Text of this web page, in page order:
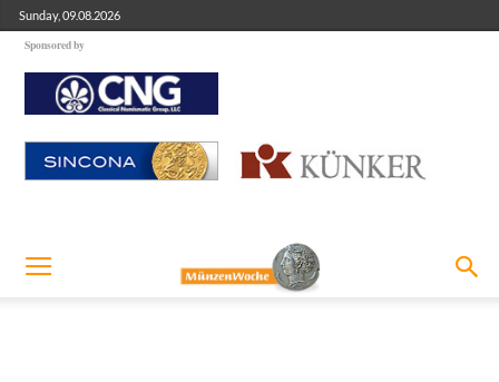
Sunday, 09.08.2026
Sponsored by